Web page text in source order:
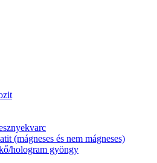
(mágneses és nem mágneses)
hologram gyöngy